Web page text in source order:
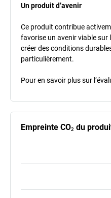
Un produit d’avenir
Ce produit contribue
favorise un avenir viable sur
créer des conditions
particulièrement.
Pour en savoir plus sur
Empreinte CO₂ du